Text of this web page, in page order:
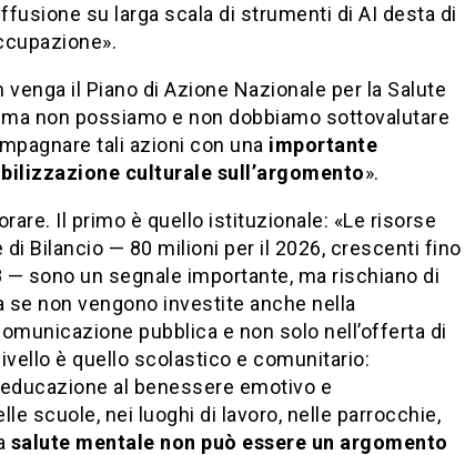
su larga scala di strumenti di AI desta di
venga il Piano di Azione Nazionale per la Salute
non possiamo e non dobbiamo sottovalutare
tali azioni con una importante
culturale sull’argomento».
Il primo è quello istituzionale: «Le risorse
di Bilancio — 80 milioni per il 2026, crescenti fino
— sono un segnale importante, ma rischiano di
se non vengono investite anche nella
pubblica e non solo nell’offerta di
è quello scolastico e comunitario:
al benessere emotivo e
scuole, nei luoghi di lavoro, nelle parrocchie,
salute mentale non può essere un argomento